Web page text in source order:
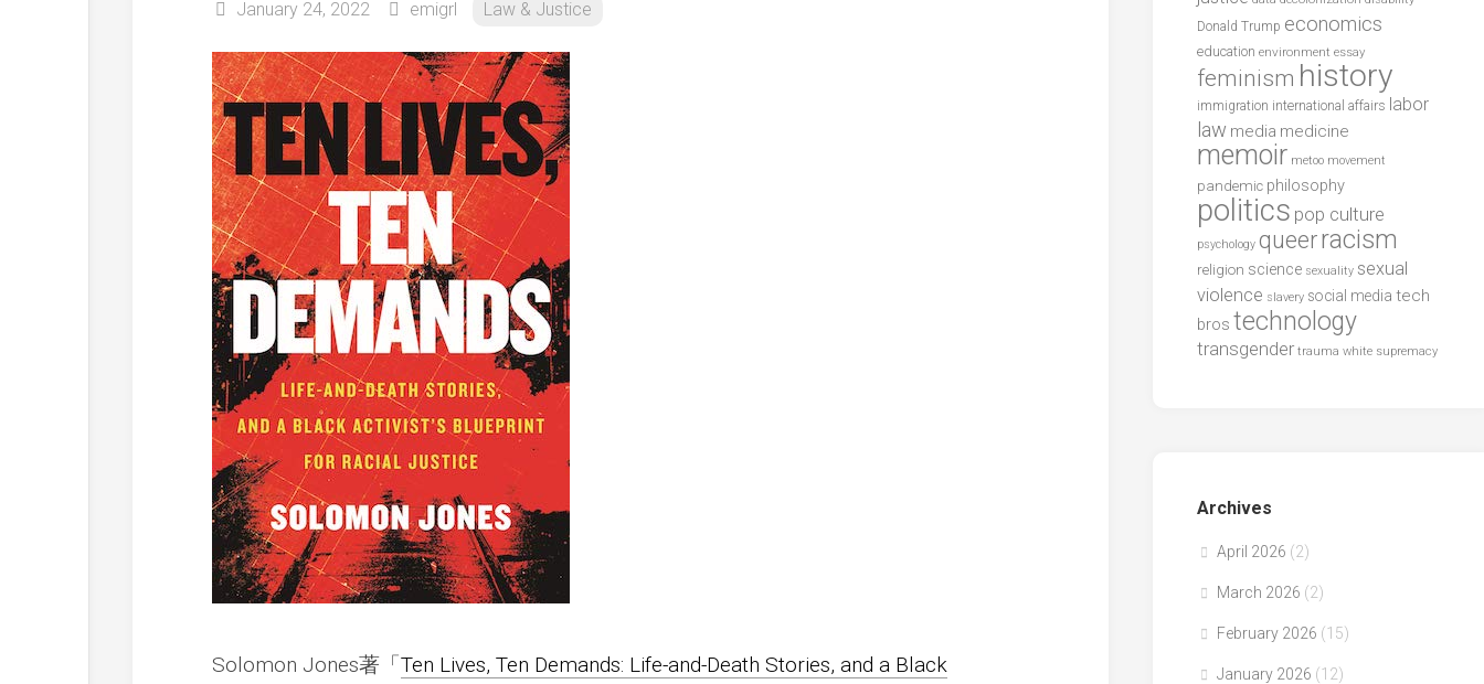
January 24, 2022 emigrl Law & Justice
Solomon Jones著「Ten Lives, Ten Demands: Life-and-Death Stories, and a Black
Donald Trump economics
education environment essay
feminism history
immigration international affairs labor
law media medicine
memoir metoo movement
pandemic philosophy
politics pop culture
psychology queerracism
religion science sexuality sexual
violence slavery social media tech
bros technology
transgender trauma white supremacy
Archives
April 2026 (2)
March 2026 (2)
February 2026 (15)
January 2026 (12)